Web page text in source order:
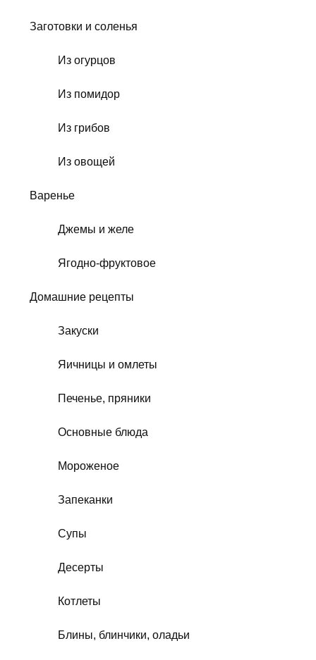
Заготовки и соленья
Из огурцов
Из помидор
Из грибов
Из овощей
Варенье
Джемы и желе
Ягодно-фруктовое
Домашние рецепты
Закуски
Яичницы и омлеты
Печенье, пряники
Основные блюда
Мороженое
Запеканки
Супы
Десерты
Котлеты
Блины, блинчики, оладьи